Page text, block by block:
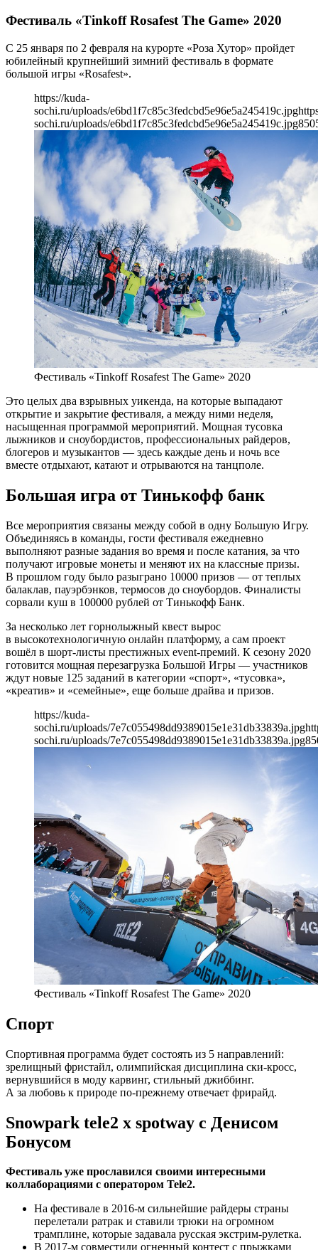
Фестиваль «Tinkoff Rosafest The Game» 2020
С 25 января по 2 февраля на курорте «Роза Хутор» пройдет
юбилейный крупнейший зимний фестиваль в формате
большой игры «Rosafest».
https://kuda-
sochi.ru/uploads/e6bd1f7c85c3fedcbd5e96e5a245419c.jpg
sochi.ru/uploads/e6bd1f7c85c3fedcbd5e96e5a245419c.jpg850
Фестиваль «Tinkoff Rosafest The Game» 2020
Это целых два взрывных уикенда, на которые выпадают
открытие и закрытие фестиваля, а между ними неделя,
насыщенная программой мероприятий. Мощная тусовка
лыжников и сноубордистов, профессиональных райдеров,
блогеров и музыкантов — здесь каждые день и ночь все
вместе отдыхают, катают и отрываются на танцполе.
Большая игра от Тинькофф банк
Все мероприятия связаны между собой в одну Большую Игру.
Объединяясь в команды, гости фестиваля ежедневно
выполняют разные задания во время и после катания, за что
получают игровые монеты и меняют их на классные призы.
В прошлом году было разыграно 10000 призов — от теплых
балаклав, пауэрбэнков, термосов до сноубордов. Финалисты
сорвали куш в 100000 рублей от Тинькофф Банк.
За несколько лет горнолыжный квест вырос
в высокотехнологичную онлайн платформу, а сам проект
вошёл в шорт-листы престижных event-премий. К сезону 2020
готовится мощная перезагрузка Большой Игры — участников
ждут новые 125 заданий в категории «спорт», «тусовка»,
«креатив» и «семейные», еще больше драйва и призов.
https://kuda-
sochi.ru/uploads/7e7c055498dd9389015e1e31db33839a.jpg
sochi.ru/uploads/7e7c055498dd9389015e1e31db33839a.jpg
Фестиваль «Tinkoff Rosafest The Game» 2020
Спорт
Спортивная программа будет состоять из 5 направлений:
зрелищный фристайл, олимпийская дисциплина ски-кросс,
вернувшийся в моду карвинг, стильный джиббинг.
А за любовь к природе по-прежнему отвечает фрирайд.
Snowpark tele2 х spotway с Денисом
Бонусом
Фестиваль уже прославился своими интересными
коллаборациями с оператором Tele2.
На фестивале в 2016-м сильнейшие райдеры страны
перелетали ратрак и ставили трюки на огромном
трамплине, которые задавала русская экстрим-рулетка.
В 2017-м совместили огненный контест с прыжками